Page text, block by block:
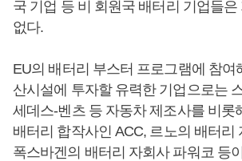
국 기업 등 비 회원국 배터리 기업들
없다.
EU의 배터리 부스터 프로그램에 참여
산시설에 투자할 유력한 기업으로는
세데스-벤츠 등 자동차 제조사를 비롯
배터리 합작사인 ACC, 르노의 배터리
폭스바겐의 배터리 자회사 파워코 등